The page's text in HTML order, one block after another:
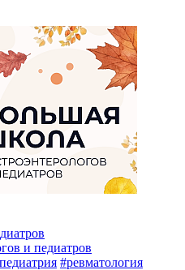
и педиатров
#ревматология